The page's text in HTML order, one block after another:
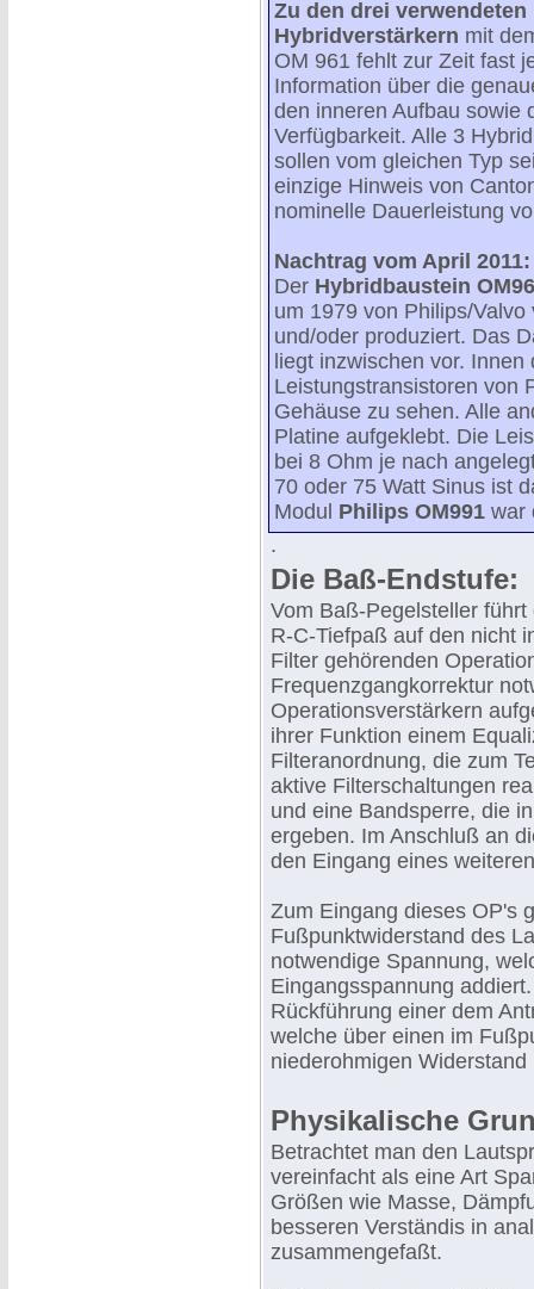
Zu den drei verwendeten
Hybridverstärkern mit
OM 961 fehlt zur Zeit fast
Information über die
den inneren Aufbau sowie
Verfügbarkeit. Alle 3
sollen vom gleichen Typ
einzige Hinweis von
nominelle Dauerleistung
Nachtrag vom April 2011:
Der Hybridbaustein
um 1979 von Philips/Valvo
und/oder produziert. Das
liegt inzwischen vor.
Leistungstransistoren von
Gehäuse zu sehen. Alle
Platine aufgeklebt. Die
bei 8 Ohm je nach
70 oder 75 Watt Sinus ist
Modul Philips OM991 war
.
Die Baß-Endstufe:
Vom Baß-Pegelsteller
R-C-Tiefpaß auf den nicht
Filter gehörenden
Frequenzgangkorrektur
Operationsverstärkern
ihrer Funktion einem
Filteranordnung, die zum
aktive Filterschaltungen
und eine Bandsperre, die
ergeben. Im Anschluß an
den Eingang eines
Zum Eingang dieses OP's
Fußpunktwiderstand des
notwendige Spannung,
Eingangsspannung
Rückführung einer dem
welche über einen im
niederohmigen
Physikalische
Betrachtet man den
vereinfacht als eine Art
Größen wie Masse,
besseren Verständis in
zusammengefaßt.